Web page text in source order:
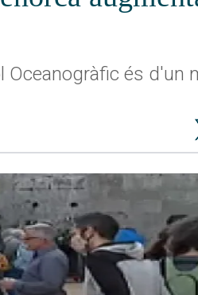
Oceanogràfic és d'un